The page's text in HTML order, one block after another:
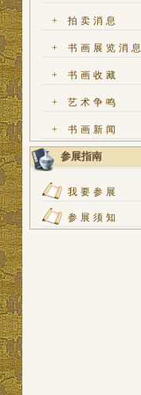
+ 拍卖消息
+ 书画展览消息
+ 书画收藏
+ 艺术争鸣
+ 书画新闻
参展指南
我要参展
参展须知